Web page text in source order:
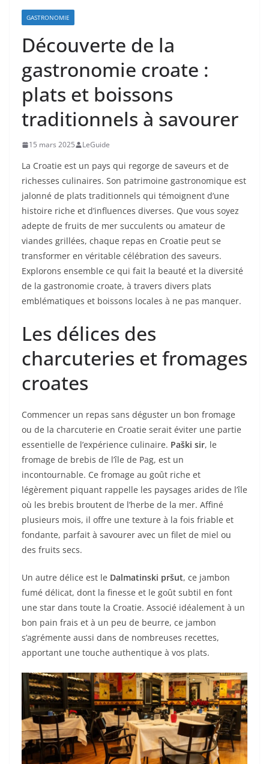
GASTRONOMIE
Découverte de la
gastronomie croate :
plats et boissons
traditionnels à savourer
15 mars 2025 LeGuide
La Croatie est un pays qui regorge de saveurs et de
richesses culinaires. Son patrimoine gastronomique est
jalonné de plats traditionnels qui témoignent d’une
histoire riche et d’influences diverses. Que vous soyez
adepte de fruits de mer succulents ou amateur de
viandes grillées, chaque repas en Croatie peut se
transformer en véritable célébration des saveurs.
Explorons ensemble ce qui fait la beauté et la diversité
de la gastronomie croate, à travers divers plats
emblématiques et boissons locales à ne pas manquer.
Les délices des
charcuteries et fromages
croates
Commencer un repas sans déguster un bon fromage
ou de la charcuterie en Croatie serait éviter une partie
essentielle de l’expérience culinaire. Paški sir, le
fromage de brebis de l’île de Pag, est un
incontournable. Ce fromage au goût riche et
légèrement piquant rappelle les paysages arides de l’île
où les brebis broutent de l’herbe de la mer. Affiné
plusieurs mois, il offre une texture à la fois friable et
fondante, parfait à savourer avec un filet de miel ou
des fruits secs.
Un autre délice est le Dalmatinski pršut, ce jambon
fumé délicat, dont la finesse et le goût subtil en font
une star dans toute la Croatie. Associé idéalement à un
bon pain frais et à un peu de beurre, ce jambon
s’agrémente aussi dans de nombreuses recettes,
apportant une touche authentique à vos plats.